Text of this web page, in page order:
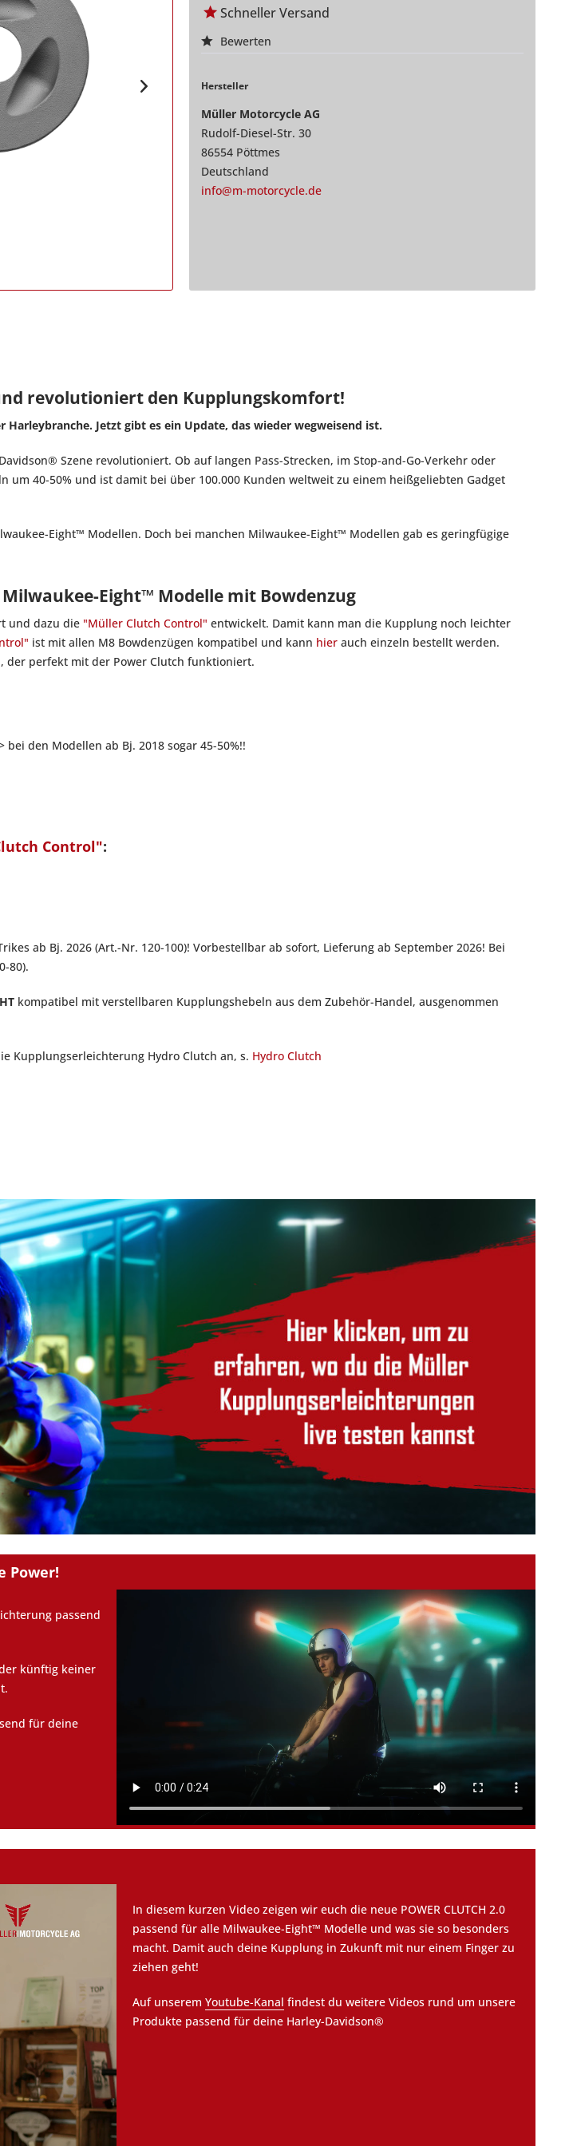
Schneller Versand
Bewerten
Hersteller
Müller Motorcycle AG
Rudolf-Diesel-Str. 30
86554 Pöttmes
Deutschland
info@m-motorcycle.de
revolutioniert den Kupplungskomfort!
Jetzt gibt es ein Update, das wieder wegweisend ist.
Szene revolutioniert. Ob auf langen Pass-Strecken, im Stop-and-Go-Verkehr oder
40-50% und ist damit bei über 100.000 Kunden weltweit zu einem heißgeliebten Gadget
Eight™ Modellen. Doch bei manchen Milwaukee-Eight™ Modellen gab es geringfügige
Eight™ Modelle mit Bowdenzug
und dazu die "Müller Clutch Control" entwickelt. Damit kann man die Kupplung noch leichter
ist mit allen M8 Bowdenzügen kompatibel und kann hier auch einzeln bestellt werden.
, der perfekt mit der Power Clutch funktioniert.
den Modellen ab Bj. 2018 sogar 45-50%!!
Control":
ab Bj. 2026 (Art.-Nr. 120-100)! Vorbestellbar ab sofort, Lieferung ab September 2026! Bei
80).
kompatibel mit verstellbaren Kupplungshebeln aus dem Zubehör-Handel, ausgenommen
Kupplungserleichterung Hydro Clutch an, s. Hydro Clutch
Power!
passend
künftig keiner
für deine
In diesem kurzen Video zeigen wir euch die neue POWER CLUTCH 2.0
passend für alle Milwaukee-Eight™ Modelle und was sie so besonders
macht. Damit auch deine Kupplung in Zukunft mit nur einem Finger zu
ziehen geht!
Auf unserem Youtube-Kanal findest du weitere Videos rund um unsere
Produkte passend für deine Harley-Davidson®